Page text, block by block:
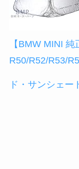
【BMW MINI
R50/R52/R53/
ド・サンシェー